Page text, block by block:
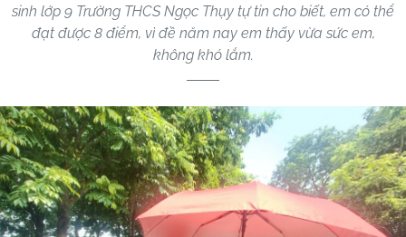
sinh lớp 9 Trường THCS Ngọc Thụy tự tin cho biết, em có thể
đạt được 8 điểm, vì đề năm nay em thấy vừa sức em,
không khó lắm.